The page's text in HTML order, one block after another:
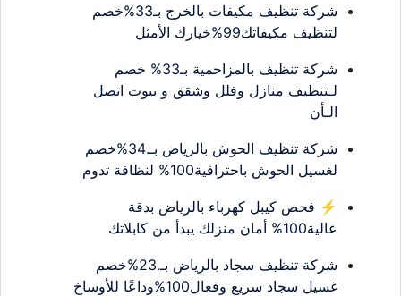
شركة تنظيف مكيفات بالخرج بـ33%خصم
لتنظيف مكيفاتك99%خيارك الأمثل
شركة تنظيف بالمزاحمية بـ33% خصم
لـتنظيف منازل وفلل وشقق و بيوت اتصل
الـأن
شركة تنظيف الحوش بالرياض بـ.34%خصم
لغسيل الحوش باحترافية100% لنظافة تدوم
⚡ فحص كيبل كهرباء بالرياض بدقة
عالية100% أمان منزلك يبدأ من كابلاتك
شركة تنظيف سجاد بالرياض بـ.23%خصم
غسيل سجاد سريع وفعال100%وداعًا للأوساخ